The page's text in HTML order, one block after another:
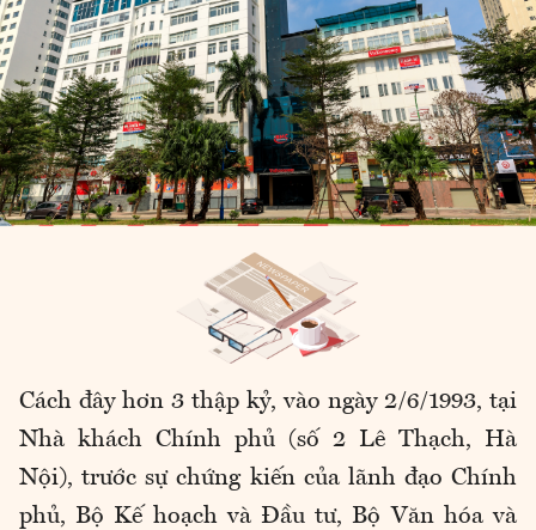
Cách đây hơn 3 thập kỷ, vào ngày 2/6/1993, tại
Nhà khách Chính phủ (số 2 Lê Thạch, Hà
Nội), trước sự chứng kiến của lãnh đạo Chính
phủ, Bộ Kế hoạch và Đầu tư, Bộ Văn hóa và